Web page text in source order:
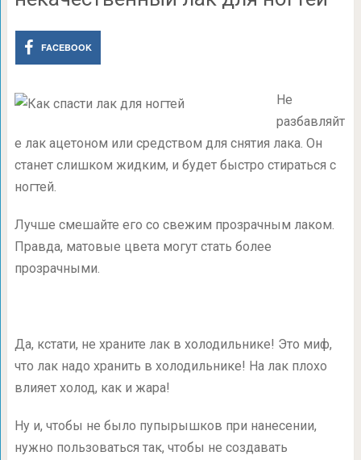
FACEBOOK
Не
разбавляйт
е лак ацетоном или средством для снятия лака. Он
станет слишком жидким, и будет быстро стираться с
ногтей.
Лучше смешайте его со свежим прозрачным лаком.
Правда, матовые цвета могут стать более
прозрачными.
Да, кстати, не храните лак в холодильнике! Это миф,
что лак надо хранить в холодильнике! На лак плохо
влияет холод, как и жара!
Ну и, чтобы не было пупырышков при нанесении,
нужно пользоваться так, чтобы не создавать